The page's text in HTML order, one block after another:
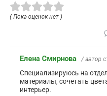
( Пока оценок нет )
Елена Смирнова / автор
Специализируюсь на
материалы, сочетать
интерьер.